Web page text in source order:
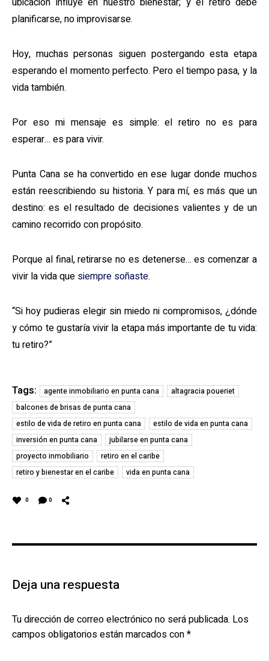
planificarse, no improvisarse.
Hoy, muchas personas siguen postergando esta etapa
esperando el momento perfecto. Pero el tiempo pasa, y la
vida también.
Por eso mi mensaje es simple: el retiro no es para
esperar… es para vivir.
Punta Cana se ha convertido en ese lugar donde muchos
están reescribiendo su historia. Y para mí, es más que un
destino: es el resultado de decisiones valientes y de un
camino recorrido con propósito.
Porque al final, retirarse no es detenerse… es comenzar a
vivir la vida que siempre soñaste.
“Si hoy pudieras elegir sin miedo ni compromisos, ¿dónde
y cómo te gustaría vivir la etapa más importante de tu vida:
tu retiro?”
Tags: agente inmobiliario en punta cana
altagracia poueriet
balcones de brisas de punta cana
estilo de vida de retiro en punta cana
estilo de vida en punta cana
inversión en punta cana
jubilarse en punta cana
proyecto inmobiliario
retiro en el caribe
retiro y bienestar en el caribe
vida en punta cana
0 0
Deja una respuesta
Tu dirección de correo electrónico no será publicada. Los
campos obligatorios están marcados con*